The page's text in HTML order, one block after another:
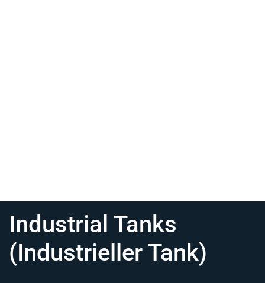
Industrial Tanks
(Industrieller Tank)